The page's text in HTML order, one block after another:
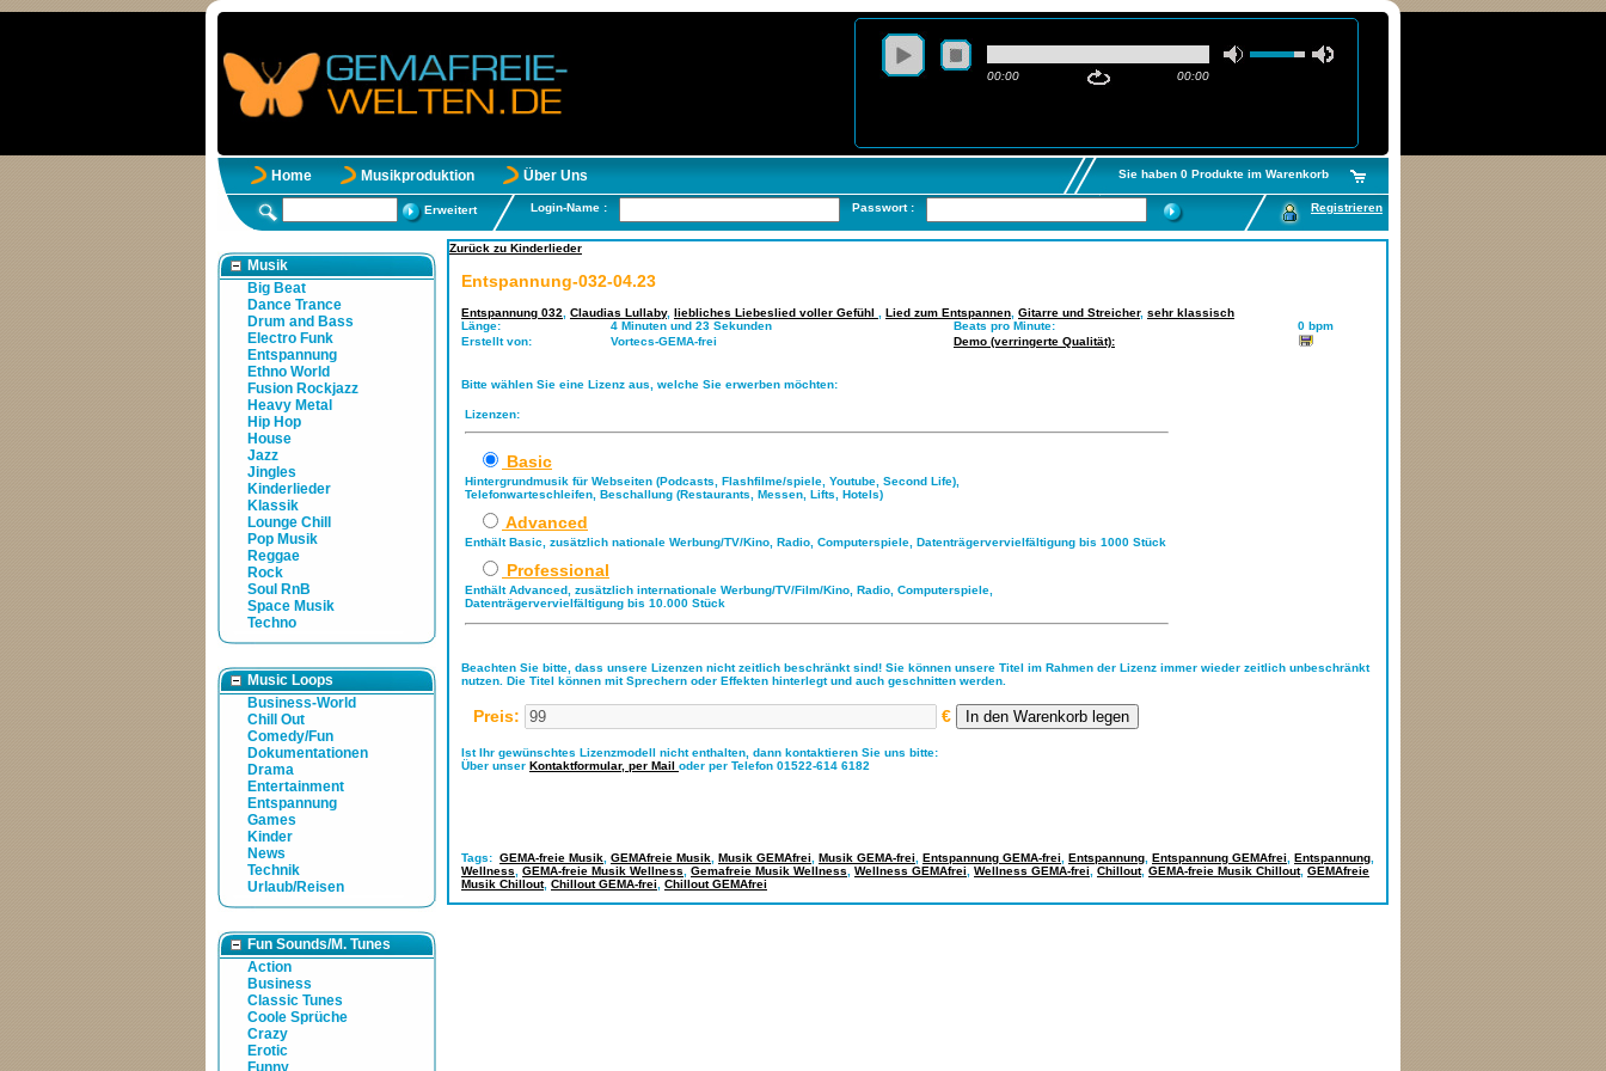
00:00 00:00
Home Musikproduktion Über Uns Sie haben 0 Produkte im Warenkorb
Erweitert Login-Name : Passwort : Registrieren
Musik
Big Beat
Dance Trance
Drum and Bass
Electro Funk
Entspannung
Ethno World
Fusion Rockjazz
Heavy Metal
Hip Hop
House
Jazz
Jingles
Kinderlieder
Klassik
Lounge Chill
Pop Musik
Reggae
Rock
Soul RnB
Space Musik
Techno
Music Loops
Business-World
Chill Out
Comedy/Fun
Dokumentationen
Drama
Entertainment
Entspannung
Games
Kinder
News
Technik
Urlaub/Reisen
Fun Sounds/M. Tunes
Action
Business
Classic Tunes
Coole Sprüche
Crazy
Erotic
Funny
Zurück zu Kinderlieder
Entspannung-032-04.23
Entspannung 032 Claudias Lullaby, liebliches Liebeslied voller Gefühl Lied zum Entspannen Gitarre und Streicher, sehr klassisch
Länge:
4 Minuten und 23 Sekunden Beats pro Minute:
0 bpm
Erstellt von:
Vortecs-GEMA-frei Demo (verringerte Qualität):
Bitte wählen Sie eine Lizenz aus, welche Sie erwerben möchten:
Lizenzen:
Basic
Hintergrundmusik für Webseiten (Podcasts, Flashfilme/spiele, Youtube, Second Life),
Telefonwarteschleifen, Beschallung (Restaurants, Messen, Lifts, Hotels)
Advanced
Enthält Basic, zusätzlich nationale Werbung/TV/Kino, Radio, Computerspiele, Datenträgervervielfältigung bis 1000 Stück
Professional
Enthält Advanced, zusätzlich internationale Werbung/TV/Film/Kino, Radio, Computerspiele,
Datenträgervervielfältigung bis 10.000 Stück
Beachten Sie bitte, dass unsere Lizenzen nicht zeitlich beschränkt sind! Sie können unsere Titel im Rahmen der Lizenz immer wieder zeitlich unbeschränkt
nutzen. Die Titel können mit Sprechern oder Effekten hinterlegt und auch geschnitten werden.
Preis: €
Ist Ihr gewünschtes Lizenzmodell nicht enthalten, dann kontaktieren Sie uns bitte:
Über unser Kontaktformular, per Mail oder per Telefon 01522-614 6182
Tags: GEMA-freie Musik GEMAfreie Musik Musik GEMAfrei Musik GEMA-frei Entspannung GEMA-frei Entspannung Entspannung GEMAfrei Entspannung
Wellness
GEMA-freie Musik Wellness Gemafreie Musik Wellness Wellness GEMAfrei Wellness GEMA-frei Chillout, GEMA-freie Musik Chillout, GEMAfreie
Musik Chillout, Chillout GEMA-frei Chillout GEMAfrei